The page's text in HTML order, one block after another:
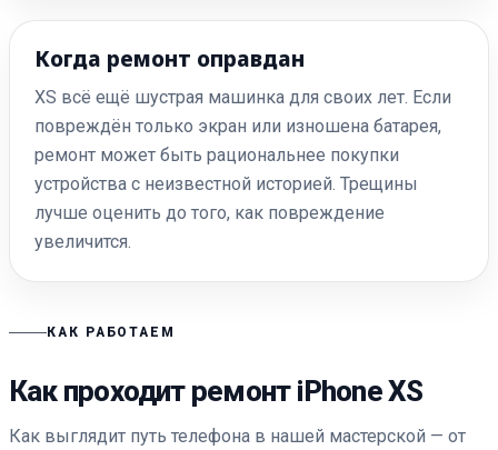
Когда ремонт оправдан
XS всё ещё шустрая машинка для своих лет. Если
повреждён только экран или изношена батарея,
ремонт может быть рациональнее покупки
устройства с неизвестной историей. Трещины
лучше оценить до того, как повреждение
увеличится.
КАК РАБОТАЕМ
Как проходит ремонт iPhone XS
Как выглядит путь телефона в нашей мастерской — от